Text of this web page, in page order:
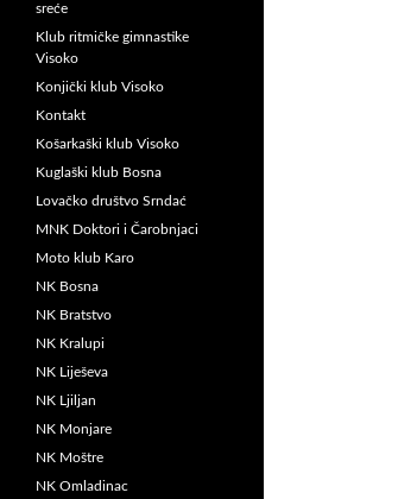
sreće
Klub ritmičke gimnastike
Visoko
Konjički klub Visoko
Kontakt
Košarkaški klub Visoko
Kuglaški klub Bosna
Lovačko društvo Srndać
MNK Doktori i Čarobnjaci
Moto klub Karo
NK Bosna
NK Bratstvo
NK Kralupi
NK Liješeva
NK Ljiljan
NK Monjare
NK Moštre
NK Omladinac